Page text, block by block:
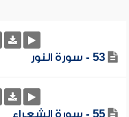
53 - سورة النور
55 - سورة الشعراء